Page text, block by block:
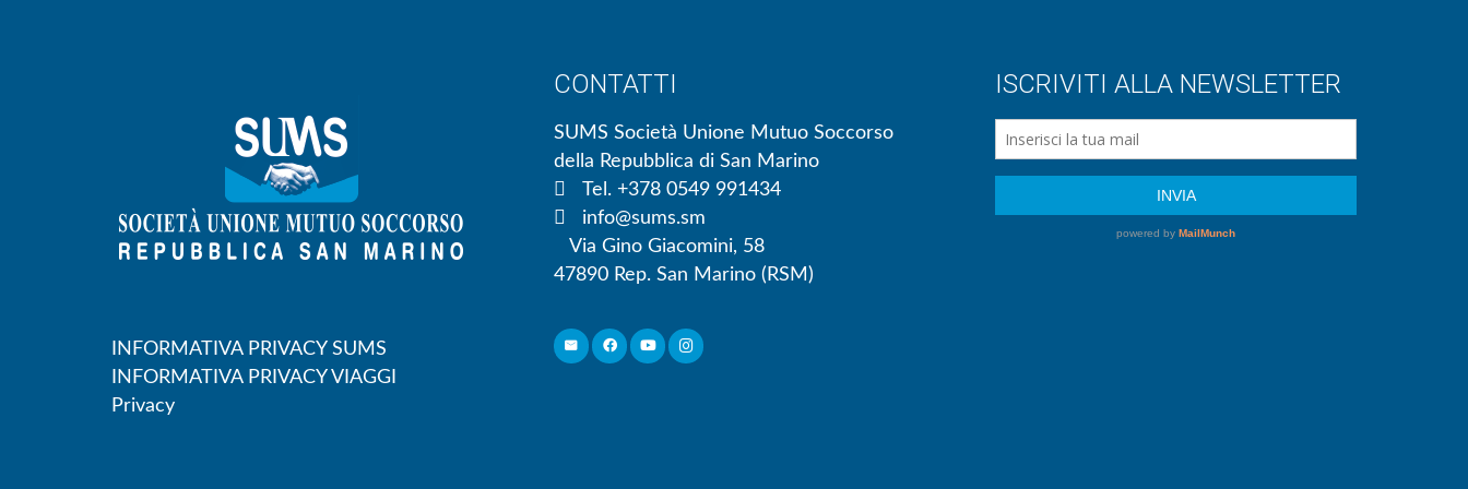
INFORMATIVA PRIVACY SUMS
INFORMATIVA PRIVACY VIAGGI
Privacy
CONTATTI
SUMS Società Unione Mutuo Soccorso
della Repubblica di San Marino
Tel. +378 0549 991434
info@sums.sm
Via Gino Giacomini, 58
47890 Rep. San Marino (RSM)
ISCRIVITI ALLA NEWSLETTER